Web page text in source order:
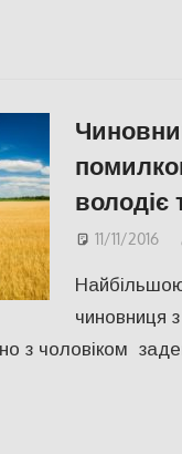
володіє
11/11/2016
чиновниця
з чоловіком